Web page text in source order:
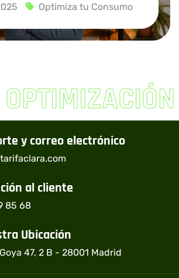
Optimiza tu Consumo
OPTIMIZACIÓN
y correo electrónico
al cliente
85 68
Ubicación
47, 2 B - 28001 Madrid